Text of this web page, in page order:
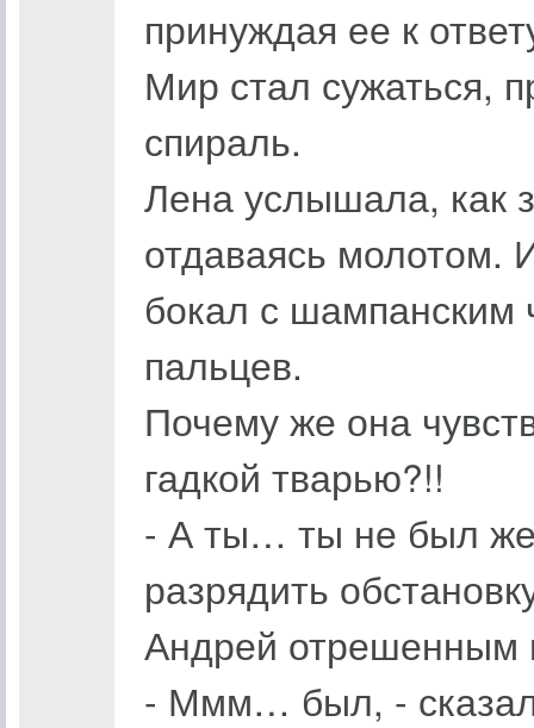
принуждая ее к
Мир стал сужаться,
спираль.
Лена услышала, как
отдаваясь молотом.
бокал с шампанским
пальцев.
Почему же она
гадкой тварью?!!
- А ты… ты не был
разрядить
Андрей отрешенным
- Ммм… был, -